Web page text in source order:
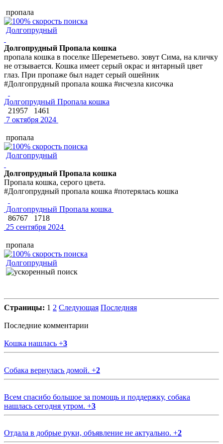
пропала
Долгопрудный
Долгопрудный Пропала кошка
пропала кошка в поселке Шереметьево. зовут Сима, на кличку
не отзывается. Кошка имеет серый окрас и янтарный цвет
глаз. При пропаже был надет серый ошейник
#Долгопрудный пропала кошка #исчезла кисочка
Долгопрудный Пропала кошка
21957
1461
7 октября 2024
пропала
Долгопрудный
Долгопрудный Пропала кошка
Пропала кошка, серого цвета.
#Долгопрудный пропала кошка #потерялась кошка
Долгопрудный Пропала кошка
86767
1718
25 сентября 2024
пропала
Долгопрудный
Страницы: 1 2 Следующая Последняя
Последние комментарии
Кошка нашлась +3
Собака вернулась домой. +2
Всем спасибо большое за помощь и поддержку, собака
нашлась сегодня утром. +3
Отдала в добрые руки, объявление не актуально. +2